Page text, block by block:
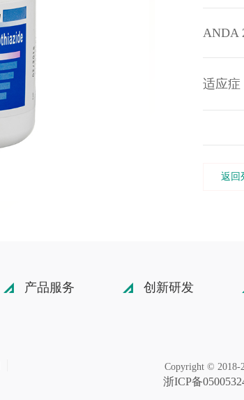
ANDA
适应症
返回
产品服务 创新研发
Copyright © 2018-
浙ICP备